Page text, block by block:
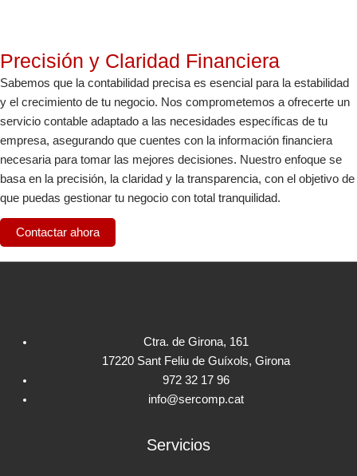
Precisión y Claridad Financiera
Sabemos que la contabilidad precisa es esencial para la estabilidad
y el crecimiento de tu negocio. Nos comprometemos a ofrecerte un
servicio contable adaptado a las necesidades específicas de tu
empresa, asegurando que cuentes con la información financiera
necesaria para tomar las mejores decisiones. Nuestro enfoque se
basa en la precisión, la claridad y la transparencia, con el objetivo de
que puedas gestionar tu negocio con total tranquilidad.
Contactar ahora
Ctra. de Girona, 161
17220 Sant Feliu de Guíxols, Girona
972 32 17 96
info@sercomp.cat
Servicios